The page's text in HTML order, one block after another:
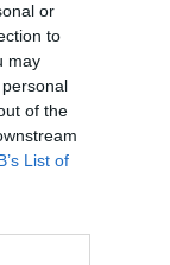
or
to
may
of the
List of